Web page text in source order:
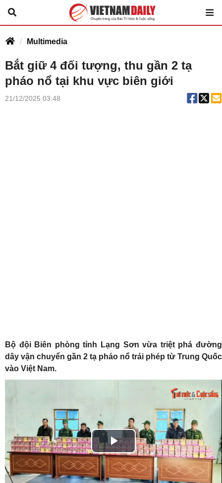
Multimedia
Bắt giữ 4 đối tượng, thu gần 2 tạ
pháo nổ tại khu vực biên giới
21/12/2025 03:48
Bộ đội Biên phòng tỉnh Lạng Sơn vừa triệt phá đường
dây vận chuyển gần 2 tạ pháo nổ trái phép từ Trung Quốc
vào Việt Nam.
Play
Video